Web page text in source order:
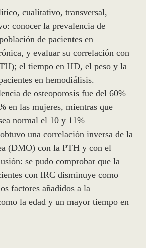
cualitativo, transversal,
conocer la prevalencia de
de pacientes en
y evaluar su correlación con
el tiempo en HD, el peso y la
en hemodiálisis.
de osteoporosis fue del 60%
en las mujeres, mientras que
normal el 10 y 11%
una correlación inversa de la
(DMO) con la PTH y con el
se pudo comprobar que la
con IRC disminuye como
factores añadidos a la
la edad y un mayor tiempo en